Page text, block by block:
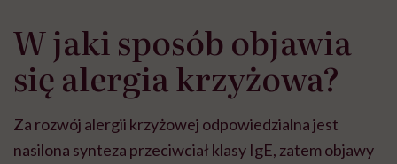
W jaki sposób objawia
się alergia krzyżowa?
Za rozwój alergii krzyżowej odpowiedzialna jest
nasilona synteza przeciwciał klasy IgE, zatem objawy